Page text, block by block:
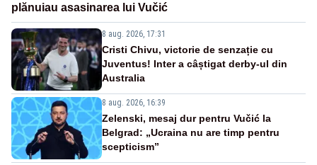
plănuiau asasinarea lui Vučić
8 aug. 2026, 17:31
Cristi Chivu, victorie de senzație cu
Juventus! Inter a câștigat derby-ul din
Australia
8 aug. 2026, 16:39
Zelenski, mesaj dur pentru Vučić la
Belgrad: „Ucraina nu are timp pentru
scepticism”